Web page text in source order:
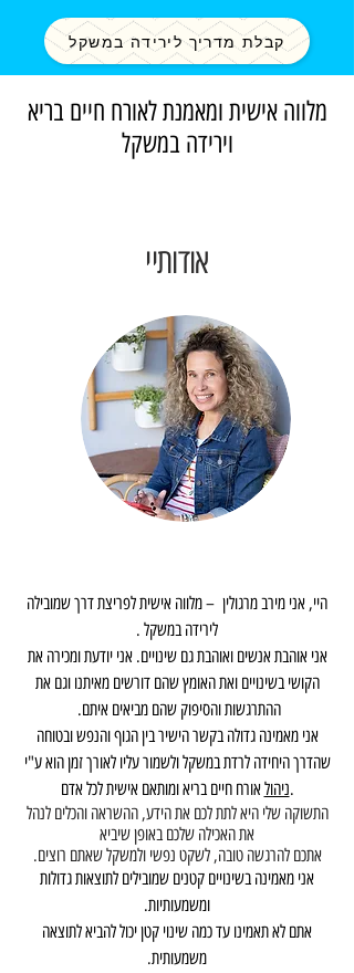
קבלת מדריך לירידה במשקל
מלווה אישית ומאמנת לאורח חיים בריא
וירידה במשקל
אודותיי
היי, אני מירב מרגולין – מלווה אישית לפריצת דרך שמובילה
לירידה במשקל .
אני אוהבת אנשים ואוהבת גם שינויים. אני יודעת ומכירה את
הקושי בשינויים ואת האומץ שהם דורשים מאיתנו וגם את
ההתרגשות והסיפוק שהם מביאים איתם.
אני מאמינה גדולה בקשר הישיר בין הגוף והנפש ובטוחה
שהדרך היחידה לרדת במשקל ולשמור עליו לאורך זמן הוא ע"י
ניהולאורח חיים בריא ומותאם אישית לכל אדם.
התשוקה שלי היא לתת לכם את הידע, ההשראה והכלים לנהל
את האכילה שלכם באופן שיביא
אתכם להרגשה טובה, לשקט נפשי ולמשקל שאתם רוצים.
אני מאמינה בשינויים קטנים שמובילים לתוצאות גדולות
ומשמעותיות.
אתם לא תאמינו עד כמה שינוי קטן יכול להביא לתוצאה
משמעותית.